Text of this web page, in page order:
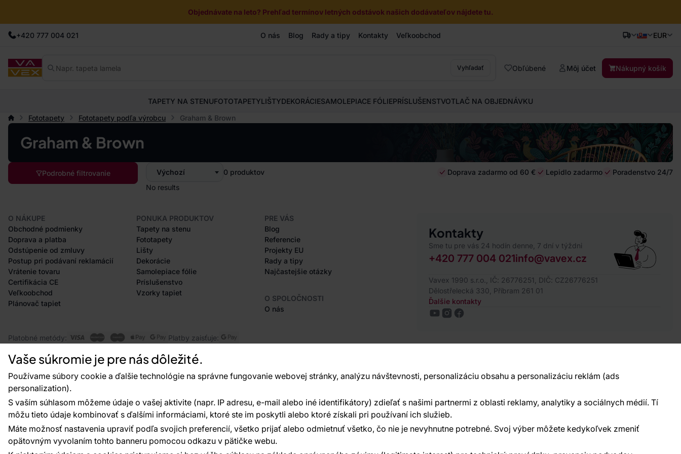
Vaše súkromie je pre nás dôležité.
Používame súbory cookie a ďalšie technológie na správne fungovanie webovej stránky, analýzu návštevnosti, personalizáciu obsahu a personalizáciu reklám (ads
personalization).
S vaším súhlasom môžeme údaje o vašej aktivite (napr. IP adresu, e-mail alebo iné identifikátory) zdieľať s našimi partnermi z oblasti reklamy, analytiky a sociálnych médií. Tí
môžu tieto údaje kombinovať s ďalšími informáciami, ktoré ste im poskytli alebo ktoré získali pri používaní ich služieb.
Máte možnosť nastavenia upraviť podľa svojich preferencií, všetko prijať alebo odmietnuť všetko, čo nie je nevyhnutne potrebné. Svoj výber môžete kedykoľvek zmeniť
opätovným vyvolaním tohto banneru pomocou odkazu v pätičke webu.
Objednávate na leto? Prehľad termínov letných odstávok našich dodávateľov nájdete tu.
+420 777 004 021 O nás Blog Rady a tipy Kontakty Veľkoobchod EUR
Vyhľadať Obľúbené Môj účet Nákupný košík
TAPETY NA STENUFOTOTAPETYLIŠTYDEKORÁCIESAMOLEPIACE FÓLIEPRÍSLUŠENSTVOTLAČ NA OBJEDNÁVKU
Fototapety
Fototapety podľa výrobcu Graham & Brown
Graham & Brown
Podrobné filtrovanie Výchozí 0 produktov Doprava zadarmo od 60 € Lepidlo zadarmo
Poradenstvo 24/7
No results
O NÁKUPE
Obchodné podmienky
Doprava a platba
Odstúpenie od zmluvy
Postup pri podávaní reklamácií
Vrátenie tovaru
Certifikácia CE
Veľkoobchod
Plánovač tapiet
PONUKA PRODUKTOV
Tapety na stenu
Fototapety
Lišty
Dekorácie
Samolepiace fólie
Príslušenstvo
Vzorky tapiet
PRE VÁS
Blog
Referencie
Projekty EU
Rady a tipy
Najčastejšie otázky
O SPOLOČNOSTI
O nás
Kontakty
Sme tu pre vás 24 hodín denne, 7 dní v týždni
+420 777 004 021info@vavex.cz
Vavex 1990 s.r.o., IČ: 26776251, DIČ: CZ26776251
Dělostřelecká 330, Příbram 261 01
Ďalšie kontakty
Platobné metódy: Platby zaisťuje:
© 2010 - 2026